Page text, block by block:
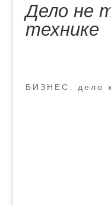
Дело не
технике
БИЗНЕС: дело